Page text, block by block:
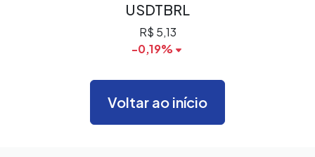
USDTBRL
R$ 5,13
-0,19%
Voltar ao início